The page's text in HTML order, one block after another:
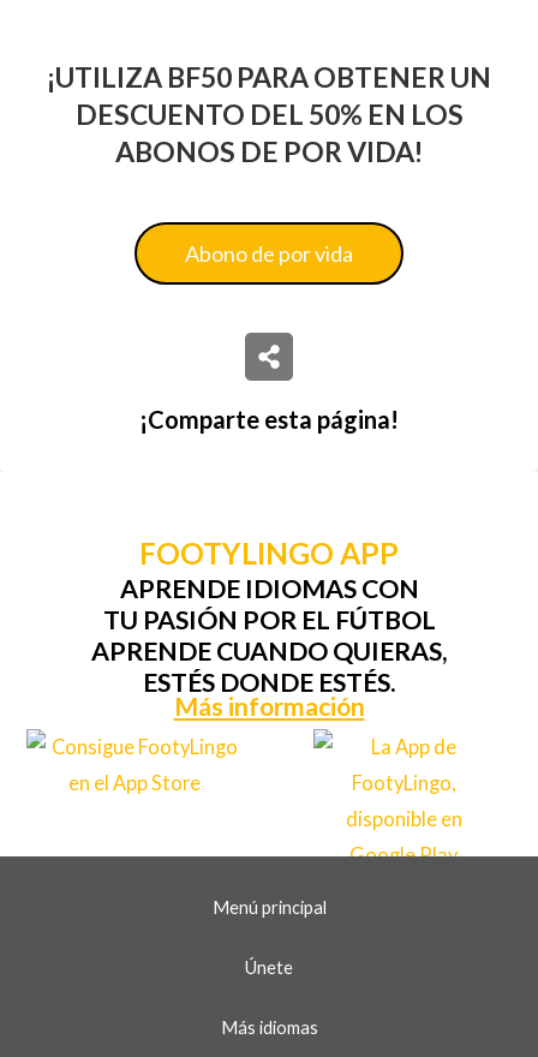
¡UTILIZA BF50 PARA OBTENER UN
DESCUENTO DEL 50% EN LOS
ABONOS DE POR VIDA!
Abono de por vida
¡Comparte esta página!
FOOTYLINGO APP
APRENDE IDIOMAS CON
TU PASIÓN POR EL FÚTBOL
APRENDE CUANDO QUIERAS,
ESTÉS DONDE ESTÉS.
Más información
Menú principal
Únete
Más idiomas